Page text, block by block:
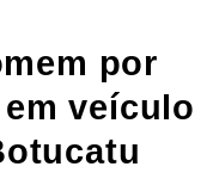
por
veículo